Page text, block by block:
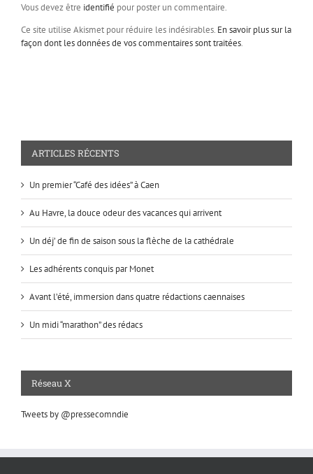
Vous devez être identifié pour poster un commentaire.
Ce site utilise Akismet pour réduire les indésirables. En savoir plus sur la
façon dont les données de vos commentaires sont traitées.
ARTICLES RÉCENTS
Un premier “Café des idées” à Caen
Au Havre, la douce odeur des vacances qui arrivent
Un déj’ de fin de saison sous la flèche de la cathédrale
Les adhérents conquis par Monet
Avant l’été, immersion dans quatre rédactions caennaises
Un midi “marathon” des rédacs
Réseau X
Tweets by @pressecomndie